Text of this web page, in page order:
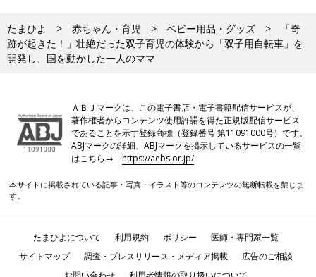
たまひよ 赤ちゃん・育児 ベビー用品・グッズ
「奇
跡が起きた！」壮絶だった双子育児の体験から「双子用自転車」を
開発し、国を動かした一人のママ
ＡＢＪマークは、この電子書店・電子書籍配信サービスが、
著作権者からコンテンツ使用許諾を得た正規版配信サービス
であることを示す登録商標（登録番号 第11091000号）です。
ABJマークの詳細、ABJマークを掲示しているサービスの一覧
はこちら→https://aebs.or.jp/
本サイトに掲載されている記事・写真・イラスト等のコンテンツの無断転載を禁じま
す。
たまひよについて 利用規約 ポリシー
医師・専門家一覧
サイトマップ
調査・プレスリリース・メディア掲載
広告のご相談